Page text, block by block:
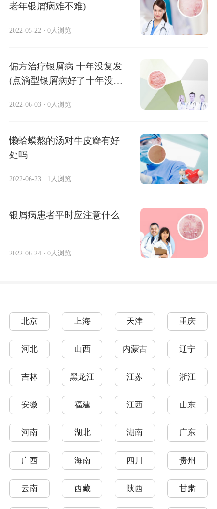
老年银屑病难不难)
2022-05-22 · 0人浏览
偏方治疗银屑病 十年没复发
(点滴型银屑病好了十年没复
2022-06-03 · 0人浏览
懒蛤蟆熬的汤对牛皮癣有好
处吗
2022-06-23 · 1人浏览
银屑病患者平时应注意什么
2022-06-24 · 0人浏览
北京 上海 天津 重庆
河北 山西 内蒙古 辽宁
吉林 黑龙江 江苏 浙江
安徽 福建 江西 山东
河南 湖北 湖南 广东
广西 海南 四川 贵州
云南 西藏 陕西 甘肃